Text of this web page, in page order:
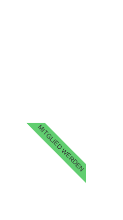
MITGLIED WERDEN